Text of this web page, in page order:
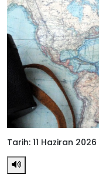
Tarih: 11 Haziran